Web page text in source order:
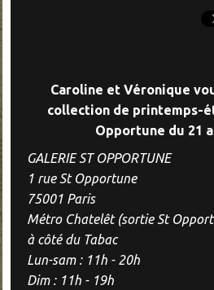
Caroline et Véronique
collection de printemps-
Opportune du 21
GALERIE ST OPPORTUNE
1 rue St Opportune
75001 Paris
Métro Chatelêt (sortie St
à côté du Tabac
Lun-sam : 11h - 20h
Dim : 11h - 19h